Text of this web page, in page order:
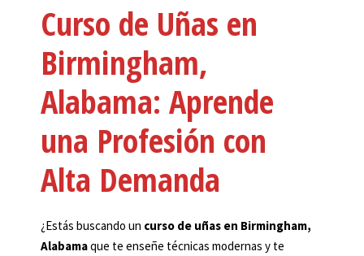
Curso de Uñas en
Birmingham,
Alabama: Aprende
una Profesión con
Alta Demanda
¿Estás buscando un curso de uñas en Birmingham,
Alabamaque te enseñe técnicas modernas y te